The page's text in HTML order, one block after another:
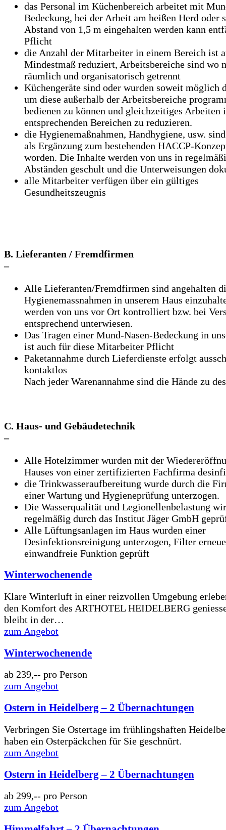
das Personal im Küchenbereich arbeitet mit
Bedeckung, bei der Arbeit am heißen Herd oder
Abstand von 1,5 m eingehalten werden kann
Pflicht
die Anzahl der Mitarbeiter in einem Bereich ist
Mindestmaß reduziert, Arbeitsbereiche sind wo
räumlich und organisatorisch getrennt
Küchengeräte sind oder wurden soweit möglich
um diese außerhalb der Arbeitsbereiche
bedienen zu können und gleichzeitiges Arbeiten
entsprechenden Bereichen zu reduzieren.
die Hygienemaßnahmen, Handhygiene, usw.
als Ergänzung zum bestehenden HACCP-
worden. Die Inhalte werden von uns in
Abständen geschult und die Unterweisungen
alle Mitarbeiter verfügen über ein gültiges
Gesundheitszeugnis
B. Lieferanten / Fremdfirmen
–
Alle Lieferanten/Fremdfirmen sind angehalten
Hygienemassnahmen in unserem Haus
werden von uns vor Ort kontrolliert bzw. bei
entsprechend unterwiesen.
Das Tragen einer Mund-Nasen-Bedeckung in
ist auch für diese Mitarbeiter Pflicht
Paketannahme durch Lieferdienste erfolgt
kontaktlos
Nach jeder Warenannahme sind die Hände zu
C. Haus- und Gebäudetechnik
–
Alle Hotelzimmer wurden mit der
Hauses von einer zertifizierten Fachfirma
die Trinkwasseraufbereitung wurde durch die
einer Wartung und Hygieneprüfung unterzogen.
Die Wasserqualität und Legionellenbelastung
regelmäßig durch das Institut Jäger GmbH
Alle Lüftungsanlagen im Haus wurden einer
Desinfektionsreinigung unterzogen, Filter
einwandfreie Funktion geprüft
Winterwochenende
Klare Winterluft in einer reizvollen Umgebung
den Komfort des ARTHOTEL HEIDELBERG
bleibt in der…
zum Angebot
Winterwochenende
ab 239,-- pro Person
zum Angebot
Ostern in Heidelberg – 2 Übernachtungen
Verbringen Sie Ostertage im frühlingshaften
haben ein Osterpäckchen für Sie geschnürt.
zum Angebot
Ostern in Heidelberg – 2 Übernachtungen
ab 299,-- pro Person
zum Angebot